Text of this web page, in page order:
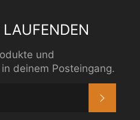
und
deinem Posteingang.